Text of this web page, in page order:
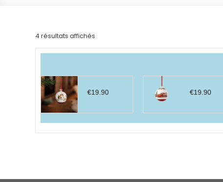
4 résultats affichés
par
€19.90 €19.90